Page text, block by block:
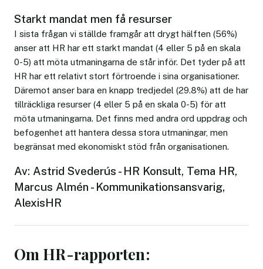
Starkt mandat men få resurser
I sista frågan vi ställde framgår att drygt hälften (56%)
anser att HR har ett starkt mandat (4 eller 5 på en skala
0-5) att möta utmaningarna de står inför. Det tyder på att
HR har ett relativt stort förtroende i sina organisationer.
Däremot anser bara en knapp tredjedel (29.8%) att de har
tillräckliga resurser (4 eller 5 på en skala 0-5) för att
möta utmaningarna. Det finns med andra ord uppdrag och
befogenhet att hantera dessa stora utmaningar, men
begränsat med ekonomiskt stöd från organisationen.
Av: Astrid Svederús - HR Konsult, Tema HR,
Marcus Almén - Kommunikationsansvarig,
AlexisHR
Om HR-rapporten: